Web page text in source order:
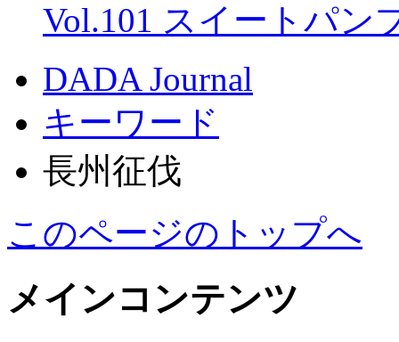
Vol.101 スイートパン
DADA Journal
キーワード
長州征伐
このページのトップへ
メインコンテンツ